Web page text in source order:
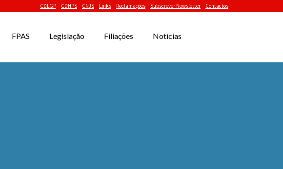
CDLGP CDHPS CNJS Links Reclamações Subscrever Newsletter Contactos
FPAS Legislação Filiações Notícias